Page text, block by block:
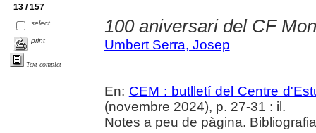
13 / 157
select
print
Text complet
100 aniversari del CF
Umbert Serra, Josep
En: CEM : butlletí del Centre
(novembre 2024), p. 27-31 : il.
Notes a peu de pàgina.